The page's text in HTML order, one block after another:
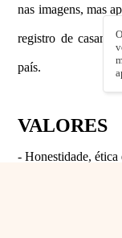
nas imagens, mas
registro de
país.
VALORES
- Honestidade, ética